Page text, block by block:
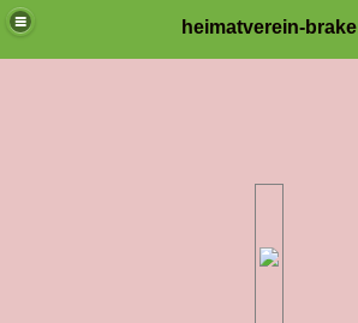
heimatverein-brake